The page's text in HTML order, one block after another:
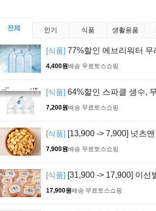
전체 인기 식품 생활용품
[식품] 77%할인 에브리워터 무
4,400원배송 무료토스쇼핑
[식품] 64%할인 스파클 생수,
7,200원배송 무료토스쇼핑
[식품] [13,900 -> 7,900] 넛츠
7,900원배송 무료토스쇼핑
[식품] [31,900 -> 17,900] 이선
17,900원배송 무료토스쇼핑